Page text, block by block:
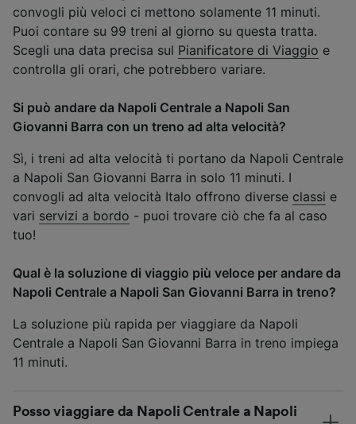
convogli più veloci ci mettono solamente 11 minuti.
Puoi contare su 99 treni al giorno su questa tratta.
Scegli una data precisa sul Pianificatore di Viaggio e
controlla gli orari, che potrebbero variare.
Si può andare da Napoli Centrale a Napoli San
Giovanni Barra con un treno ad alta velocità?
Sì, i treni ad alta velocità ti portano da Napoli Centrale
a Napoli San Giovanni Barra in solo 11 minuti. I
convogli ad alta velocità Italo offrono diverse classi e
vari servizi a bordo - puoi trovare ciò che fa al caso
tuo!
Qual è la soluzione di viaggio più veloce per andare da
Napoli Centrale a Napoli San Giovanni Barra in treno?
La soluzione più rapida per viaggiare da Napoli
Centrale a Napoli San Giovanni Barra in treno impiega
11 minuti.
Posso viaggiare da Napoli Centrale a Napoli